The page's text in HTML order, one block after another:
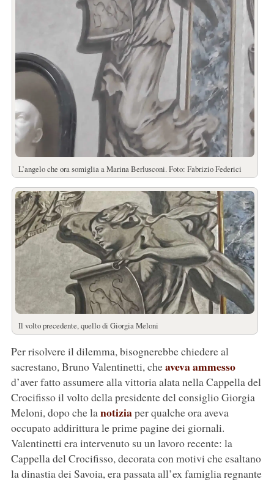
L’angelo che ora somiglia a Marina Berlusconi. Foto: Fabrizio Federici
Il volto precedente, quello di Giorgia Meloni
Per risolvere il dilemma, bisognerebbe chiedere al
sacrestano, Bruno Valentinetti, cheaveva ammesso
d’aver fatto assumere alla vittoria alata nella Cappella del
Crocifisso il volto della presidente del consiglio Giorgia
Meloni, dopo che la notiziaper qualche ora aveva
occupato addirittura le prime pagine dei giornali.
Valentinetti era intervenuto su un lavoro recente: la
Cappella del Crocifisso, decorata con motivi che esaltano
la dinastia dei Savoia, era passata all’ex famiglia regnante